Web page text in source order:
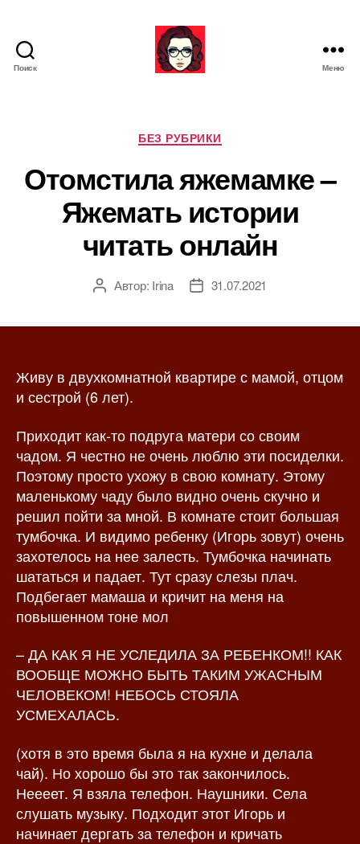
Поиск
М
а
т
ь
Меню
Р
у
б
р
к
и
БЕЗ РУБРИКИ
Отомстила яжемамке –
Яжемать истории
читать онлайн
А
з
а
с
и
Автор: Irina
Д
а
и
31.07.2021
Живу в двухкомнатной квартире с мамой, отцом
и сестрой (6 лет).
Приходит как-то подруга матери со своим
чадом. Я честно не очень люблю эти посиделки.
Поэтому просто ухожу в свою комнату. Этому
маленькому чаду было видно очень скучно и
решил пойти за мной. В комнате стоит большая
тумбочка. И видимо ребенку (Игорь зовут) очень
захотелось на нее залесть. Тумбочка начинать
шататься и падает. Тут сразу слезы плач.
Подбегает мамаша и кричит на меня на
повышенном тоне мол
– ДА КАК Я НЕ УСЛЕДИЛА ЗА РЕБЕНКОМ!! КАК
ВООБЩЕ МОЖНО БЫТЬ ТАКИМ УЖАСНЫМ
ЧЕЛОВЕКОМ! НЕБОСЬ СТОЯЛА
УСМЕХАЛАСЬ.
(хотя в это время была я на кухне и делала
чай). Но хорошо бы это так закончилось.
Неееет. Я взяла телефон. Наушники. Села
слушать музыку. Подходит этот Игорь и
начинает дергать за телефон и кричать